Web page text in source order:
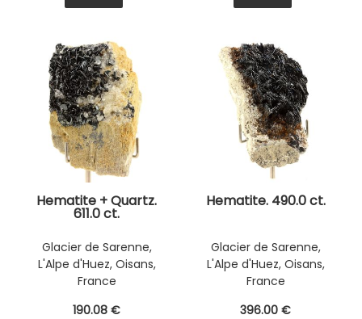
Hematite + Quartz.
611.0 ct.
Glacier de Sarenne,
L'Alpe d'Huez, Oisans,
France
190.08 €
Hematite. 490.0 ct.
Glacier de Sarenne,
L'Alpe d'Huez, Oisans,
France
396.00 €